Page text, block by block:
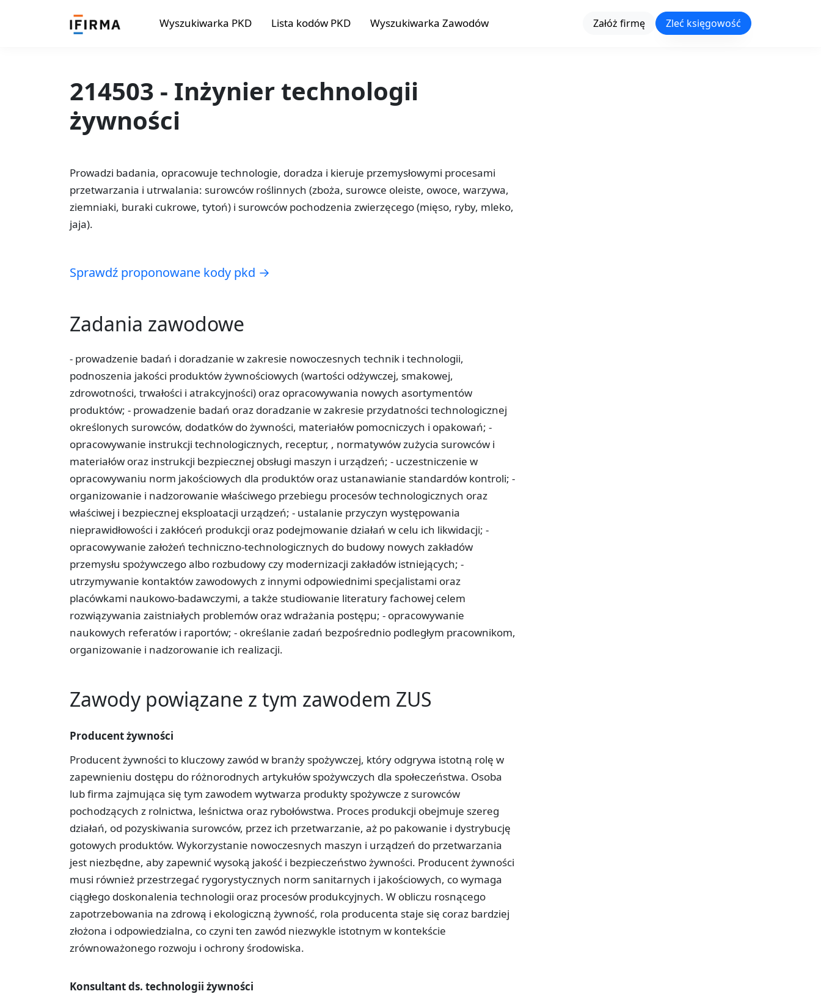
Wyszukiwarka PKD Lista kodów PKD Wyszukiwarka Zawodów Załóż firmę Zleć księgowość
214503 - Inżynier technologii
żywności
Prowadzi badania, opracowuje technologie, doradza i kieruje przemysłowymi procesami
przetwarzania i utrwalania: surowców roślinnych (zboża, surowce oleiste, owoce, warzywa,
ziemniaki, buraki cukrowe, tytoń) i surowców pochodzenia zwierzęcego (mięso, ryby, mleko,
jaja).
Sprawdź proponowane kody pkd →
Zadania zawodowe
- prowadzenie badań i doradzanie w zakresie nowoczesnych technik i technologii,
podnoszenia jakości produktów żywnościowych (wartości odżywczej, smakowej,
zdrowotności, trwałości i atrakcyjności) oraz opracowywania nowych asortymentów
produktów; - prowadzenie badań oraz doradzanie w zakresie przydatności technologicznej
określonych surowców, dodatków do żywności, materiałów pomocniczych i opakowań; -
opracowywanie instrukcji technologicznych, receptur, , normatywów zużycia surowców i
materiałów oraz instrukcji bezpiecznej obsługi maszyn i urządzeń; - uczestniczenie w
opracowywaniu norm jakościowych dla produktów oraz ustanawianie standardów kontroli; -
organizowanie i nadzorowanie właściwego przebiegu procesów technologicznych oraz
właściwej i bezpiecznej eksploatacji urządzeń; - ustalanie przyczyn występowania
nieprawidłowości i zakłóceń produkcji oraz podejmowanie działań w celu ich likwidacji; -
opracowywanie założeń techniczno-technologicznych do budowy nowych zakładów
przemysłu spożywczego albo rozbudowy czy modernizacji zakładów istniejących; -
utrzymywanie kontaktów zawodowych z innymi odpowiednimi specjalistami oraz
placówkami naukowo-badawczymi, a także studiowanie literatury fachowej celem
rozwiązywania zaistniałych problemów oraz wdrażania postępu; - opracowywanie
naukowych referatów i raportów; - określanie zadań bezpośrednio podległym pracownikom,
organizowanie i nadzorowanie ich realizacji.
Zawody powiązane z tym zawodem ZUS
Producent żywności
Producent żywności to kluczowy zawód w branży spożywczej, który odgrywa istotną rolę w
zapewnieniu dostępu do różnorodnych artykułów spożywczych dla społeczeństwa. Osoba
lub firma zajmująca się tym zawodem wytwarza produkty spożywcze z surowców
pochodzących z rolnictwa, leśnictwa oraz rybołówstwa. Proces produkcji obejmuje szereg
działań, od pozyskiwania surowców, przez ich przetwarzanie, aż po pakowanie i dystrybucję
gotowych produktów. Wykorzystanie nowoczesnych maszyn i urządzeń do przetwarzania
jest niezbędne, aby zapewnić wysoką jakość i bezpieczeństwo żywności. Producent żywności
musi również przestrzegać rygorystycznych norm sanitarnych i jakościowych, co wymaga
ciągłego doskonalenia technologii oraz procesów produkcyjnych. W obliczu rosnącego
zapotrzebowania na zdrową i ekologiczną żywność, rola producenta staje się coraz bardziej
złożona i odpowiedzialna, co czyni ten zawód niezwykle istotnym w kontekście
zrównoważonego rozwoju i ochrony środowiska.
Konsultant ds. technologii żywności